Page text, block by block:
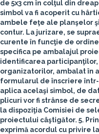
de 5x3 cm în colţul din
simbol va fi acoperit cu
ambele feţe ale planşelor
contur. La jurizare, se
curente în funcţie de
specifica pe ambalajul
identificarea
organizatorilor, ambalat în
formularul de înscriere
aplica acelaşi simbol, de
plicuri vor fi strânse de
la dispoziţia Comisiei de
proiectului câştigător. 5.
exprimă acordul cu privire